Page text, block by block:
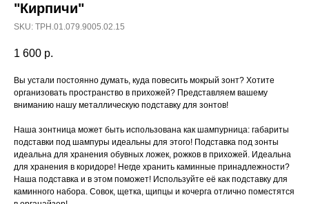
"Кирпичи"
SKU: ТРН.01.079.9005.02.15
1 600 р.
Вы устали постоянно думать, куда повесить мокрый зонт? Хотите
организовать пространство в прихожей? Представляем вашему
вниманию нашу металлическую подставку для зонтов!
Наша зонтница может быть использована как шампурница: габариты
подставки под шампуры идеальны для этого! Подставка под зонты
идеальна для хранения обувных ложек, рожков в прихожей. Идеальна
для хранения в коридоре! Негде хранить каминные принадлежности?
Наша подставка и в этом поможет! Используйте её как подставку для
каминного набора. Совок, щетка, щипцы и кочерга отлично поместятся